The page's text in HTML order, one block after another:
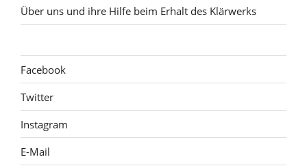
Über uns und ihre Hilfe beim Erhalt des Klärwerks
Facebook
Twitter
Instagram
E-Mail